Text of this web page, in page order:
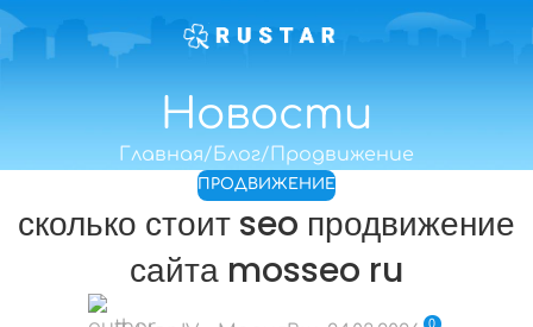
Новости
Главная Блог Продвижение
ПРОДВИЖЕНИЕ
сколько стоит seo продвижение
сайта mosseo ru
0